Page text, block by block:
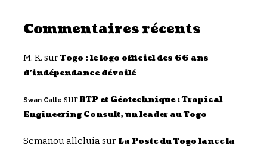
Commentaires récents
M. K. surTogo : le logo officiel des 66 ans
d’indépendance dévoilé
Swan Calle surBTP et Géotechnique : Tropical
Engineering Consult, un leader au Togo
Semanou alleluiasurLa Poste du Togo lance la